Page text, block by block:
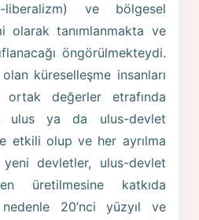
liberalizm) ve bölgesel
olarak tanımlanmakta ve
öngörülmekteydi.
küreselleşme insanları
değerler etrafında
ulus ya da ulus-devlet
etkili olup ve her ayrılma
devletler, ulus-devlet
üretilmesine katkıda
20’nci yüzyıl ve